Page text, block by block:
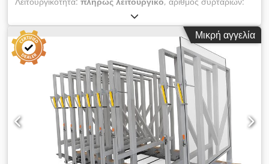
12 μήνες
είναι μια αποθήκη αποθήκευσης γυάλινων υαλοπινάκων (321
cm x 255 cm) σε κουτιά (12 x 2500 kg): γυαλί, βαφές χαλαζία,
πολυανθρακικό, σανίδες επίπλων, πέτρα ή άλλα υλικά
σανίδων. Το περιοδικό έχει τη μορφή συρόμενων, ελαφρώς
κεκλιμένων συρταριών. Dkjdpjf Sqf Usfx An Ejr Χάρη σε αυτό,
μπορείτε να εξοικονομήσετε έως και 75% του χώρου, επειδή
όλα τα συρτάρια είναι παράλληλα μεταξύ τους και απέχουν
μόνο 10 χιλιοστά. Προσφέρουμε διάφορες διαστάσεις και
εκδόσεις χωρητικότητας, ενώ μετά από διαβούλευση, είμαστε
επίσης σε θέση να παράγουμε μια αποθήκη με διαφορετικές
παραμέτρους, λαμβάνοντας υπόψη τις ατομικές σας συνθήκες
Μικρή αγγελία